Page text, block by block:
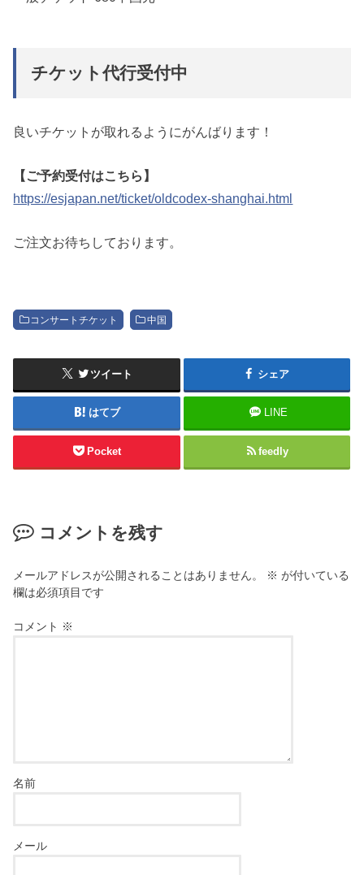
チケット代行受付中
良いチケットが取れるようにがんばります！
【ご予約受付はこちら】
https://esjapan.net/ticket/oldcodex-shanghai.html
ご注文お待ちしております。
コンサートチケット 中国
ツイート シェア
はてブ LINE
Pocket feedly
コメントを残す
メールアドレスが公開されることはありません。 ※ が付いている
欄は必須項目です
コメント ※
名前
メール